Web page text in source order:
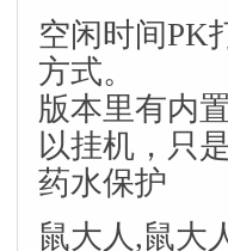
空闲时间PK
方式。
版本里有内
以挂机，只
药水保护
鼠大人,鼠大